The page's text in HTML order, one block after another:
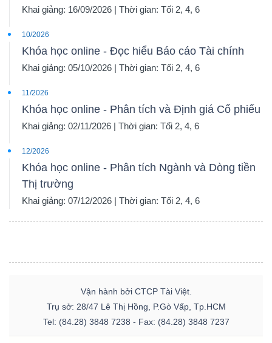
Khai giảng: 16/09/2026 | Thời gian: Tối 2, 4, 6
10/2026
Khóa học online - Đọc hiểu Báo cáo Tài chính
Khai giảng: 05/10/2026 | Thời gian: Tối 2, 4, 6
11/2026
Khóa học online - Phân tích và Định giá Cổ phiếu
Khai giảng: 02/11/2026 | Thời gian: Tối 2, 4, 6
12/2026
Khóa học online - Phân tích Ngành và Dòng tiền
Thị trường
Khai giảng: 07/12/2026 | Thời gian: Tối 2, 4, 6
Vận hành bởi CTCP Tài Việt.
Trụ sở: 28/47 Lê Thị Hồng, P.Gò Vấp, Tp.HCM
Tel: (84.28) 3848 7238 - Fax: (84.28) 3848 7237